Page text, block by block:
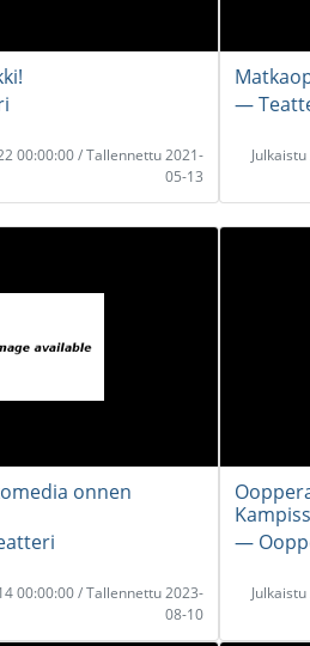
00:00:00 / Tallennettu 2021-
05-13
―
onnen
00:00:00 / Tallennettu 2023-
08-10
―